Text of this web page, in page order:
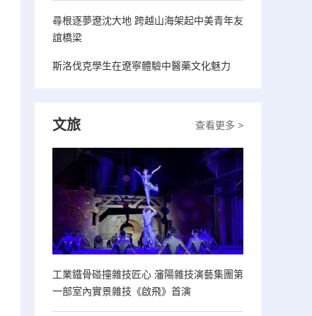
尋根逐夢遼沈大地 跨越山海架起中美青年友
誼橋梁
斯洛伐克學生在遼寧體驗中醫藥文化魅力
查看更多 >
文旅
工業鐵骨碰撞雜技匠心 瀋陽雜技演藝集團第
一部室內實景雜技《啟飛》首演